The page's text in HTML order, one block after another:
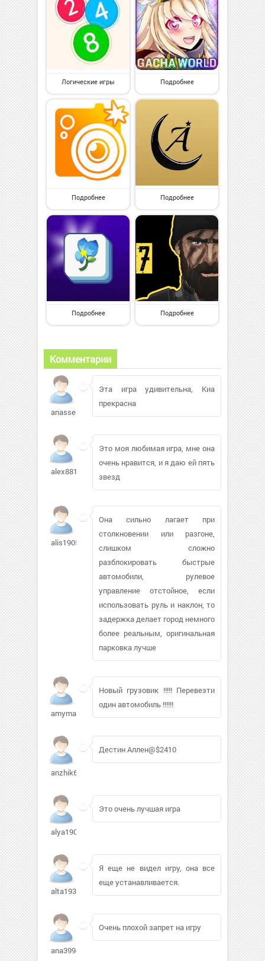
Логические игры Подробнее
Подробнее Подробнее
Подробнее Подробнее
Комментарии
anassem721
Эта игра удивительна, Киа
прекрасна
alex881808288
Это моя любимая игра, мне она
очень нравится, и я даю ей пять
звезд
alis1905757
Она сильно лагает при
столкновении или разгоне,
слишком сложно
разблокировать быстрые
автомобили, рулевое
управление отстойное, если
использовать руль и наклон, то
задержка делает город немного
более реальным, оригинальная
парковка лучше
amymalone
Новый грузовик !!!!! Перевезти
один автомобиль !!!!!!
anzhik62
Дестин Аллен@$2410
alya1907
Это очень лучшая игра
alta19330
Я еще не видел игру, она все
еще устанавливается.
ana3994365
Очень плохой запрет на игру